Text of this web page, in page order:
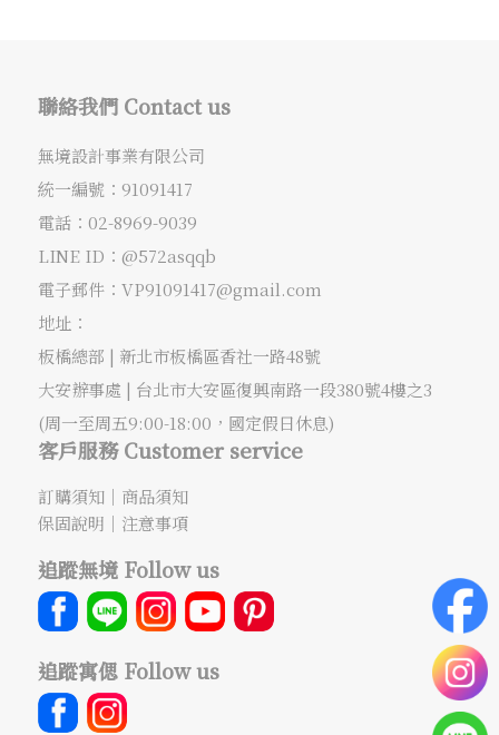
聯絡我們 Contact us
無境設計事業有限公司
統一編號：91091417
電話： 02-8969-9039
LINE ID：@572asqqb
電子郵件： VP91091417@gmail.com
地址：
板橋總部 | 新北市板橋區香社一路48號
大安辦事處 | 台北市大安區復興南路一段380號4樓之3
(周一至周五9:00-18:00，國定假日休息)
客戶服務 Customer service
訂購須知｜ 商品須知
保固說明 ｜ 注意事項
追蹤無境 Follow us
追蹤寓偲 Follow us